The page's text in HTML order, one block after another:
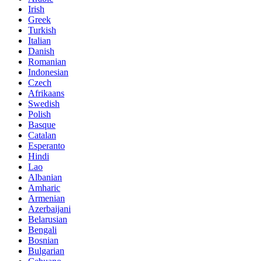
Irish
Greek
Turkish
Italian
Danish
Romanian
Indonesian
Czech
Afrikaans
Swedish
Polish
Basque
Catalan
Esperanto
Hindi
Lao
Albanian
Amharic
Armenian
Azerbaijani
Belarusian
Bengali
Bosnian
Bulgarian